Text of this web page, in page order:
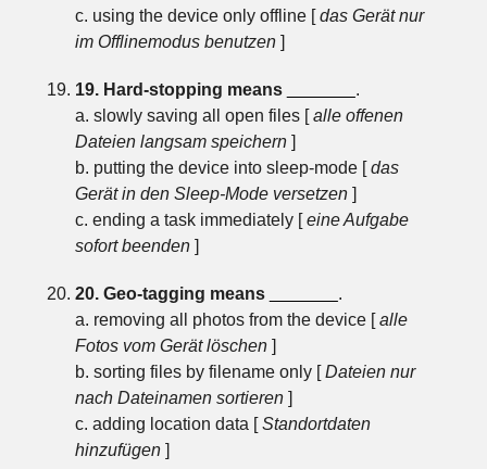
c. using the device only offline [das Gerät nur
im Offlinemodus benutzen]
19. Hard-stopping means
.
a. slowly saving all open files [alle offenen
Dateien langsam speichern]
b. putting the device into sleep-mode [das
Gerät in den Sleep-Mode versetzen]
c. ending a task immediately [eine Aufgabe
sofort beenden]
20. Geo-tagging means
.
a. removing all photos from the device [alle
Fotos vom Gerät löschen]
b. sorting files by filename only [Dateien nur
nach Dateinamen sortieren]
c. adding location data [Standortdaten
hinzufügen]